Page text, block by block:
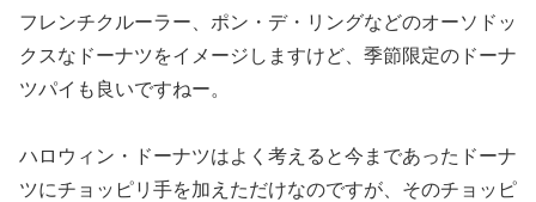
フレンチクルーラー、ポン・デ・リングなどのオーソドッ
クスなドーナツをイメージしますけど、季節限定のドーナ
ツパイも良いですねー。
ハロウィン・ドーナツはよく考えると今まであったドーナ
ツにチョッピリ手を加えただけなのですが、そのチョッピ